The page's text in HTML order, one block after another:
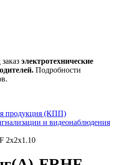
электротехнические
Подробности
продукция (КПП)
и видеонаблюдения
2х2х1.10